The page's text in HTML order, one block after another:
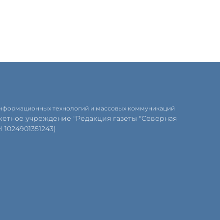
технологий и массовых коммуникаций
учреждение "Редакция газеты "Северная